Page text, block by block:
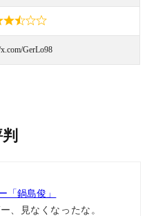
GerLo98
「鍋島俊」
、見なくなったな。